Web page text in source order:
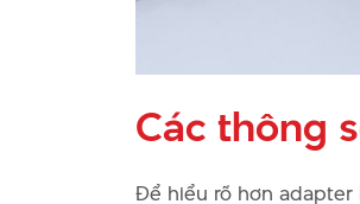
Các thông
Để hiểu rõ hơn